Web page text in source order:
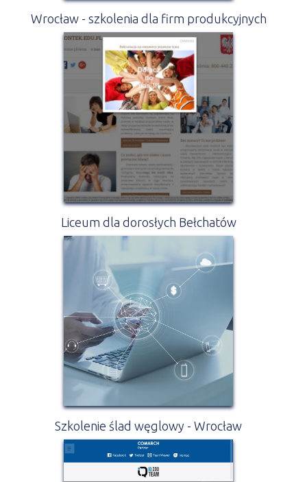
Wrocław - szkolenia dla firm produkcyjnych
Liceum dla dorosłych Bełchatów
Szkolenie ślad węglowy - Wrocław